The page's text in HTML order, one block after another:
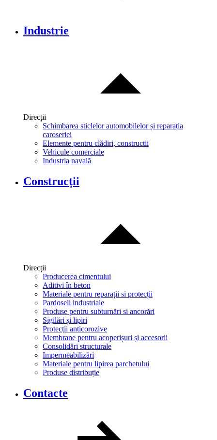
Industrie
Direcții
Schimbarea sticlelor automobilelor și reparația
caroseriei
Elemente pentru clădiri, constructii
Vehicule comerciale
Industria navală
Construcții
Direcții
Producerea cimentului
Aditivi în beton
Materiale pentru reparații si protecții
Pardoseli industriale
Produse pentru subturnări si ancorări
Sigilări și lipiri
Protecții anticorozive
Membrane pentru acoperișuri și accesorii
Consolidări structurale
Impermeabilizări
Materiale pentru lipirea parchetului
Produse distribuție
Contacte